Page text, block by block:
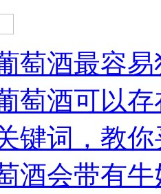
萄酒最容
萄酒可以
键词，教
酒会带有